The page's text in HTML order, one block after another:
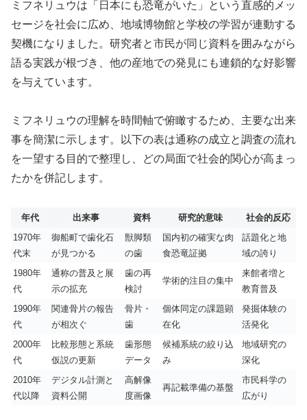
ミフネリュウは「日本にも恐竜がいた」という直感的メッ
セージを社会に広め、地域博物館と学校の学習が連動する
契機になりました。研究者と市民が同じ資料を囲みながら
語る実践が根づき、他の産地での発見にも連鎖的な好影響
を与えています。
ミフネリュウの理解を時間軸で俯瞰するため、主要な出来
事を簡潔に示します。以下の表は通称の成立と調査の流れ
を一望する目的で整理し、どの局面で社会的関心が高まっ
たかを併記します。
年代 出来事 資料 研究的意味
社会的反応
1970年
代末
御船町で歯化石
が見つかる
獣脚類
の歯
国内初の確実な肉
食恐竜証拠
話題化と地
域の誇り
1980年
代
通称の普及と展
示の拡充
歯の再
検討
学術的注目の集中
来館者増と
教育普及
1990年
代
関連骨片の報告
が相次ぐ
骨片・
歯
個体同定の課題顕
在化
発掘体験の
活発化
2000年
代
比較形態と系統
仮説の更新
歯形態
データ
候補系統の絞り込
み
地域研究の
深化
2010年
代以降
デジタル計測と
資料公開
高解像
度画像
再記載準備の基盤
市民科学の
広がり